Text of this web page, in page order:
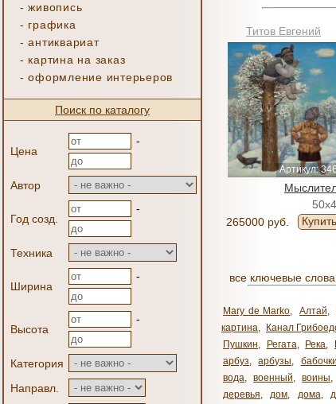
-живопись
- графика
-антиквариат
- картина на заказ
-оформление интерьеров
Поиск по каталогу
Цена
-
Автор
Год созд.
-
Техника
Ширина
-
Высота
-
Категория
Направл.
Титов Евгений
Артикул: 346
265000 руб.
Купить
все ключевые слова
Mary de Marko, Алтай,
картина, Канал
Пушкин, Регата, Река,
арбуз, арбузы, бабочки
вода, военный, воины,
деревья, дом, дома,